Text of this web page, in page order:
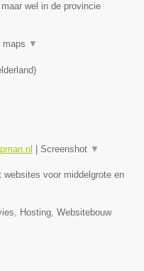
wel in de provincie
maps ▼
)
Screenshot ▼
websites voor middelgrote en
Hosting, Websitebouw